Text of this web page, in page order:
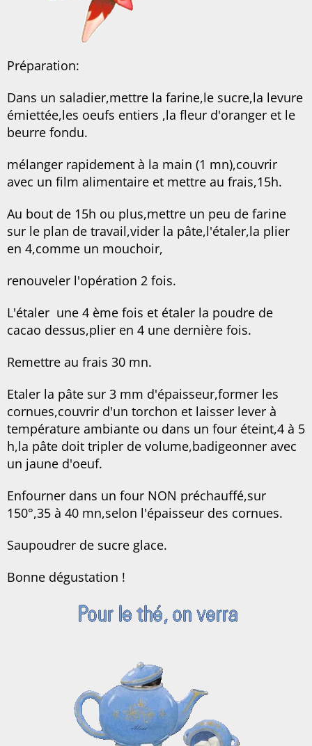
Préparation:
Dans un saladier,mettre la farine,le sucre,la levure
émiettée,les oeufs entiers ,la fleur d'oranger et le
beurre fondu.
mélanger rapidement à la main (1 mn),couvrir
avec un film alimentaire et mettre au frais,15h.
Au bout de 15h ou plus,mettre un peu de farine
sur le plan de travail,vider la pâte,l'étaler,la plier
en 4,comme un mouchoir,
renouveler l'opération 2 fois.
L'étaler une 4 ème fois et étaler la poudre de
cacao dessus,plier en 4 une dernière fois.
Remettre au frais 30 mn.
Etaler la pâte sur 3 mm d'épaisseur,former les
cornues,couvrir d'un torchon et laisser lever à
température ambiante ou dans un four éteint,4 à 5
h,la pâte doit tripler de volume,badigeonner avec
un jaune d'oeuf.
Enfourner dans un four NON préchauffé,sur
150°,35 à 40 mn,selon l'épaisseur des cornues.
Saupoudrer de sucre glace.
Bonne dégustation !